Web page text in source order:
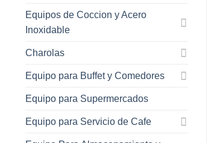
Equipos de Coccion y Acero
Inoxidable
Charolas
Equipo para Buffet y Comedores
Equipo para Supermercados
Equipo para Servicio de Cafe